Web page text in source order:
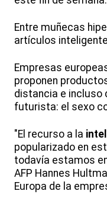
Entre muñecas
artículos
Empresas
proponen
distancia e incluso
futurista: el sexo
"El recurso a la
popularizado en
todavía estamos
AFP Hannes
Europa de la